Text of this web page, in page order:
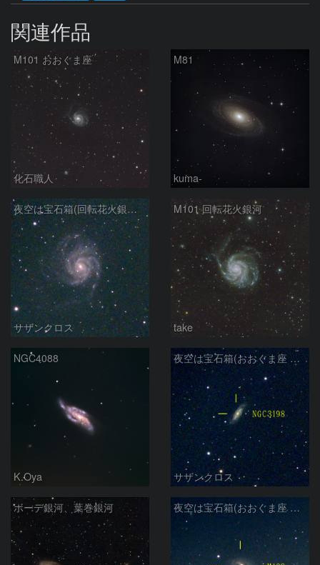
関連作品
M101 おおぐま座
化石職人
M81
kuma-
夜空は宝石箱(回転花火銀河 M101) Seestar50
サザンクロス
M101 回転花火銀河
take
NGC4088
K.Oya
夜空は宝石箱(おおぐま座 NGC3198) Seestar50
サザンクロス
ボーデ銀河、葉巻銀河 夜空は宝石箱(おおぐま座 M109) Seestar50